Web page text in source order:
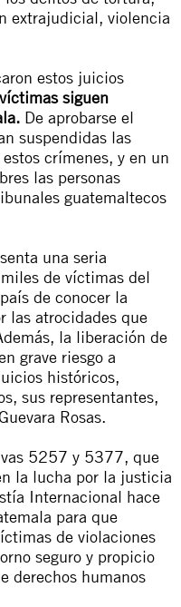
extrajudicial, violencia
estos juicios
siguen
De aprobarse el
suspendidas las
crímenes, y en un
las personas
guatemaltecos
una seria
de víctimas del
de conocer la
las atrocidades que
la liberación de
grave riesgo a
históricos,
sus representantes,
Rosas.
5257 y 5377, que
la lucha por la justicia
Internacional hace
para que
de violaciones
seguro y propicio
derechos humanos